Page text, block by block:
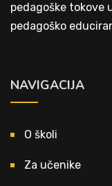
pedagoške tokove
pedagoško
NAVIGACIJA
O školi
Za učenike